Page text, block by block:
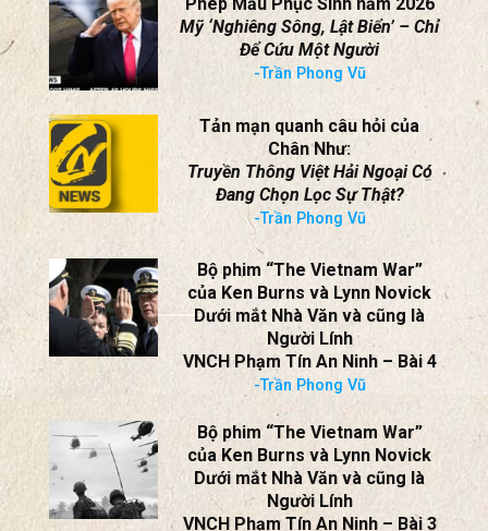
Đột Kích Sơn Tây 1970 – Nhiều
Bí Ẩn
-Sơn Hà
Phép Mầu Phục Sinh năm 2026
Mỹ ‘Nghiêng Sông, Lật Biển’ – Chỉ
Để Cứu Một Người
-Trần Phong Vũ
Tản mạn quanh câu hỏi của
Chân Như:
Truyền Thông Việt Hải Ngoại Có
Đang Chọn Lọc Sự Thật?
-Trần Phong Vũ
Bộ phim “The Vietnam War”
của Ken Burns và Lynn Novick
Dưới mắt Nhà Văn và cũng là
Người Lính
VNCH Phạm Tín An Ninh – Bài 4
-Trần Phong Vũ